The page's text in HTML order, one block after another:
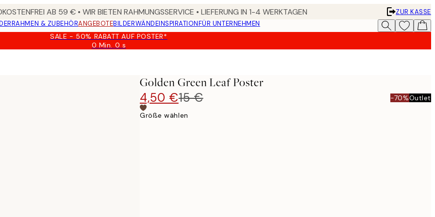
AB 59 € • WIR BIETEN RAHMUNGSSERVICE • LIEFERUNG IN 1-4 WERKTAGEN
ZUR KASSE
RAHMEN & ZUBEHÖRANGEBOTEBILDERWÄNDEINSPIRATIONFÜR UNTERNEHMEN
SALE - 50% RABATT AUF POSTER*
0 Min. 0 s
Gültig
Golden Green Leaf Poster
4,50 €15 € -70%Outlet
Größe wählen